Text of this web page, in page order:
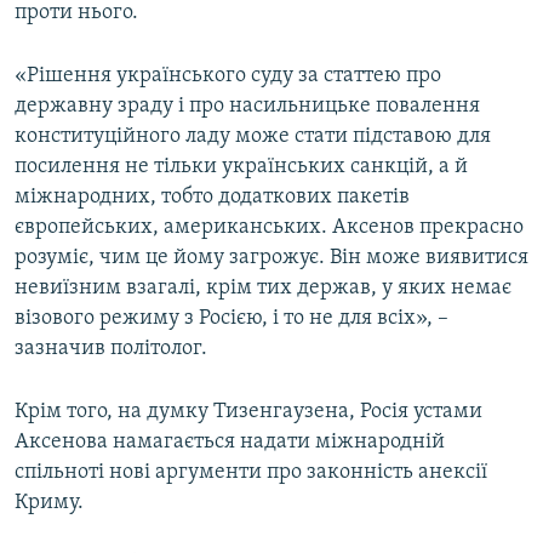
проти нього.
«Рішення українського суду за статтею про
державну зраду і про насильницьке повалення
конституційного ладу може стати підставою для
посилення не тільки українських санкцій, а й
міжнародних, тобто додаткових пакетів
європейських, американських. Аксенов прекрасно
розуміє, чим це йому загрожує. Він може виявитися
невиїзним взагалі, крім тих держав, у яких немає
візового режиму з Росією, і то не для всіх», –
зазначив політолог.
Крім того, на думку Тизенгаузена, Росія устами
Аксенова намагається надати міжнародній
спільноті нові аргументи про законність анексії
Криму.